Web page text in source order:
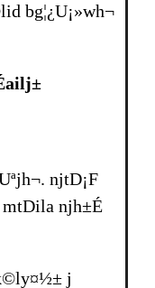
bg¦¿U¡»wh¬
njtD¡F
njh±É
j